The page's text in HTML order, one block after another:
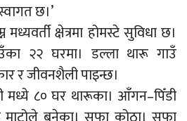
छ।’
क्षेत्रमा होमस्टे सुविधा छ।
२२ घरमा। डल्ला थारू गाउँ
र जीवनशैली पाइन्छ।
मध्ये ८० घर थारूका। आँगन–पिँडी